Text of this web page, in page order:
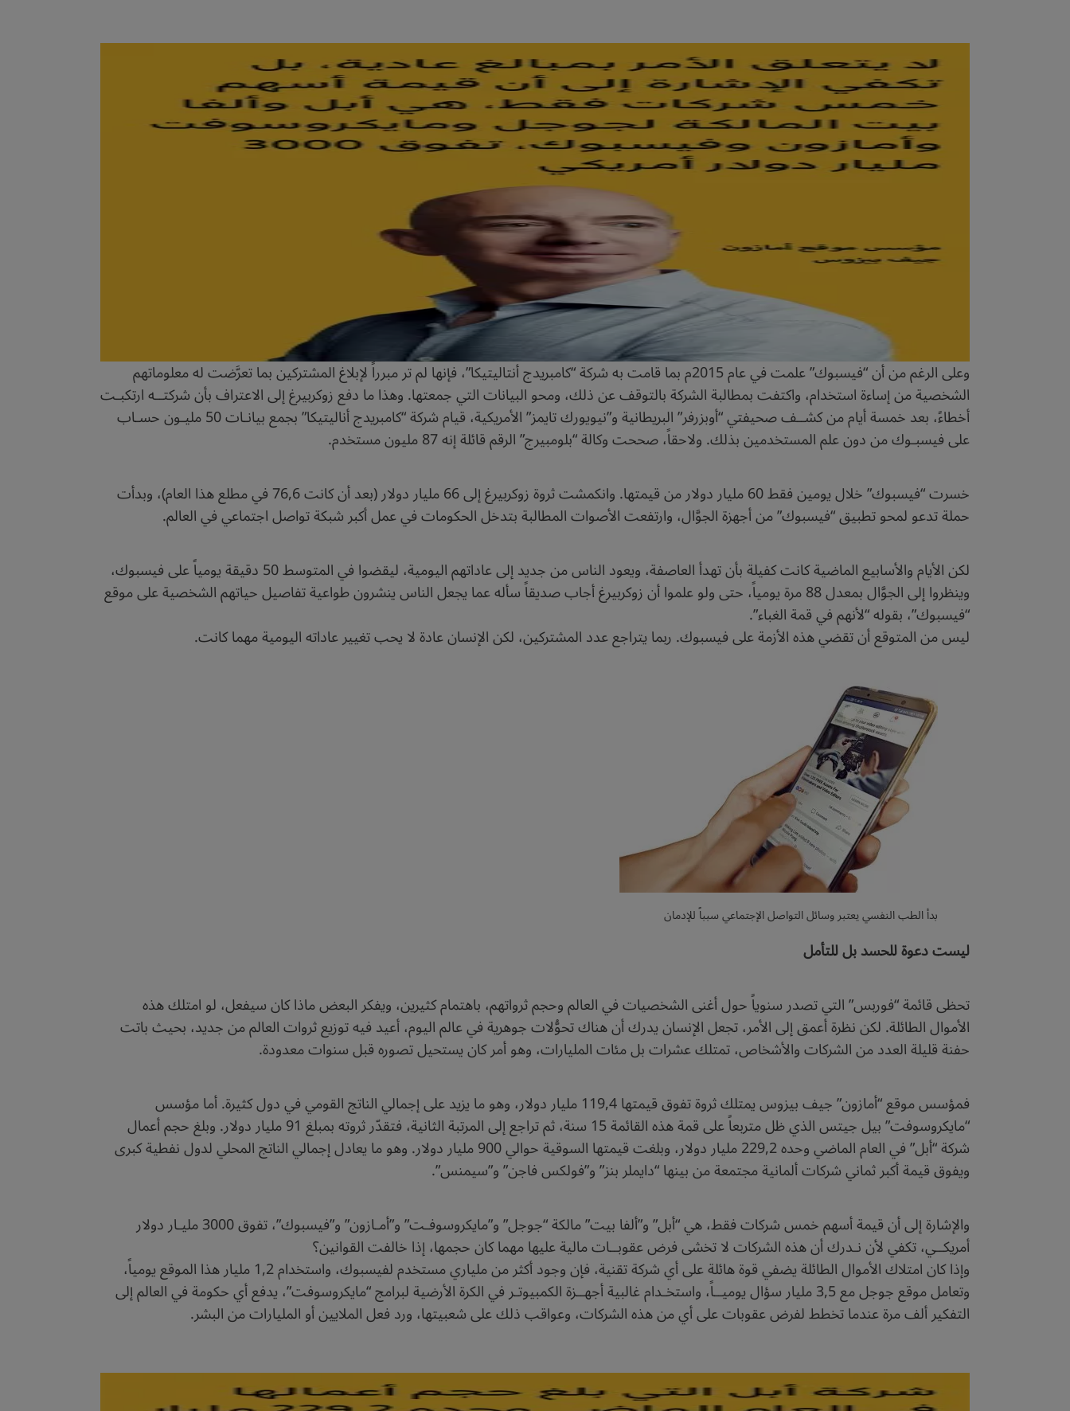
وعلى الرغم من أن “فيسبوك” علمت في عام 2015م بما قامت به شركة “كامبريدج أنتاليتيكا”، فإنها لم تر مبرراً لإبلاغ المشتركين بما تعرَّضت له معلوماتهم
الشخصية من إساءة استخدام، واكتفت بمطالبة الشركة بالتوقف عن ذلك، ومحو البيانات التي جمعتها. وهذا ما دفع زوكربيرغ إلى الاعتراف بأن شركتــه ارتكبـت
أخطاءً، بعد خمسة أيام من كشــف صحيفتي “أوبزرفر” البريطانية و”نيويورك تايمز” الأمريكية، قيام شركة “كامبريدج أناليتيكا” بجمع بيانـات 50 مليـون حسـاب
على فيسبـوك من دون علم المستخدمين بذلك. ولاحقاً، صححت وكالة “بلومبيرج” الرقم قائلة إنه 87 مليون مستخدم.
خسرت “فيسبوك” خلال يومين فقط 60 مليار دولار من قيمتها. وانكمشت ثروة زوكربيرغ إلى 66 مليار دولار (بعد أن كانت 76,6 في مطلع هذا العام)، وبدأت
حملة تدعو لمحو تطبيق “فيسبوك” من أجهزة الجوَّال، وارتفعت الأصوات المطالبة بتدخل الحكومات في عمل أكبر شبكة تواصل اجتماعي في العالم.
لكن الأيام والأسابيع الماضية كانت كفيلة بأن تهدأ العاصفة، ويعود الناس من جديد إلى عاداتهم اليومية، ليقضوا في المتوسط 50 دقيقة يومياً على فيسبوك،
وينظروا إلى الجوَّال بمعدل 88 مرة يومياً، حتى ولو علموا أن زوكربيرغ أجاب صديقاً سأله عما يجعل الناس ينشرون طواعية تفاصيل حياتهم الشخصية على موقع
“فيسبوك”، بقوله “لأنهم في قمة الغباء”.
ليس من المتوقع أن تقضي هذه الأزمة على فيسبوك. ربما يتراجع عدد المشتركين، لكن الإنسان عادة لا يحب تغيير عاداته اليومية مهما كانت.
بدأ الطب النفسي يعتبر وسائل التواصل الإجتماعي سبباً للإدمان
ليست دعوة للحسد بل للتأمل
تحظى قائمة “فوربس” التي تصدر سنوياً حول أغنى الشخصيات في العالم وحجم ثرواتهم، باهتمام كثيرين، ويفكر البعض ماذا كان سيفعل، لو امتلك هذه
الأموال الطائلة. لكن نظرة أعمق إلى الأمر، تجعل الإنسان يدرك أن هناك تحوُّلات جوهرية في عالم اليوم، أعيد فيه توزيع ثروات العالم من جديد، بحيث باتت
حفنة قليلة العدد من الشركات والأشخاص، تمتلك عشرات بل مئات المليارات، وهو أمر كان يستحيل تصوره قبل سنوات معدودة.
فمؤسس موقع “أمازون” جيف بيزوس يمتلك ثروة تفوق قيمتها 119,4 مليار دولار، وهو ما يزيد على إجمالي الناتج القومي في دول كثيرة. أما مؤسس
“مايكروسوفت” بيل جيتس الذي ظل متربعاً على قمة هذه القائمة 15 سنة، ثم تراجع إلى المرتبة الثانية، فتقدّر ثروته بمبلغ 91 مليار دولار. وبلغ حجم أعمال
شركة “أبل” في العام الماضي وحده 229,2 مليار دولار، وبلغت قيمتها السوقية حوالي 900 مليار دولار. وهو ما يعادل إجمالي الناتج المحلي لدول نفطية كبرى
ويفوق قيمة أكبر ثماني شركات ألمانية مجتمعة من بينها “دايملر بنز” و”فولكس فاجن” و”سيمنس”.
والإشارة إلى أن قيمة أسهم خمس شركات فقط، هي “أبل” و”ألفا بيت” مالكة “جوجل” و”مايكروسوفـت” و”أمـازون” و”فيسبوك”، تفوق 3000 مليـار دولار
أمريكــي، تكفي لأن نـدرك أن هذه الشركات لا تخشى فرض عقوبــات مالية عليها مهما كان حجمها، إذا خالفت القوانين؟
وإذا كان امتلاك الأموال الطائلة يضفي قوة هائلة على أي شركة تقنية، فإن وجود أكثر من ملياري مستخدم لفيسبوك، واستخدام 1,2 مليار هذا الموقع يومياً،
وتعامل موقع جوجل مع 3,5 مليار سؤال يوميــاً، واستخـدام غالبية أجهــزة الكمبيوتـر في الكرة الأرضية لبرامج “مايكروسوفت”، يدفع أي حكومة في العالم إلى
التفكير ألف مرة عندما تخطط لفرض عقوبات على أي من هذه الشركات، وعواقب ذلك على شعبيتها، ورد فعل الملايين أو المليارات من البشر.